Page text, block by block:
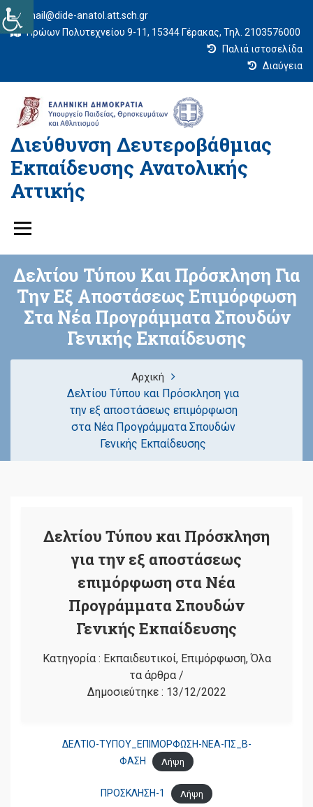
mail@dide-anatol.att.sch.gr
Ηρώων Πολυτεχνείου 9-11, 15344 Γέρακας, Τηλ. 2103576000
Παλιά ιστοσελίδα
Διαύγεια
Διεύθυνση Δευτεροβάθμιας
Εκπαίδευσης Ανατολικής
Αττικής
Δελτίου Τύπου Και Πρόσκληση Για
Την Εξ Αποστάσεως Επιμόρφωση
Στα Νέα Προγράμματα Σπουδών
Γενικής Εκπαίδευσης
Αρχική
Δελτίου Τύπου και Πρόσκληση για
την εξ αποστάσεως επιμόρφωση
στα Νέα Προγράμματα Σπουδών
Γενικής Εκπαίδευσης
Δελτίου Τύπου και Πρόσκληση
για την εξ αποστάσεως
επιμόρφωση στα Νέα
Προγράμματα Σπουδών
Γενικής Εκπαίδευσης
Κατηγορία : Εκπαιδευτικοί, Επιμόρφωση,Όλα
τα άρθρα /
Δημοσιεύτηκε : 13/12/2022
ΔΕΛΤΙΟ-ΤΥΠΟΥ_ΕΠΙΜΟΡΦΩΣΗ-ΝΕΑ-ΠΣ_Β-
ΦΑΣΗ
Λήψη
ΠΡΟΣΚΛΗΣΗ-1 Λήψη